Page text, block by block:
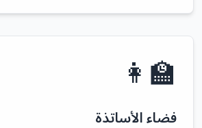
👩‍🏫
فضاء الأساتذة